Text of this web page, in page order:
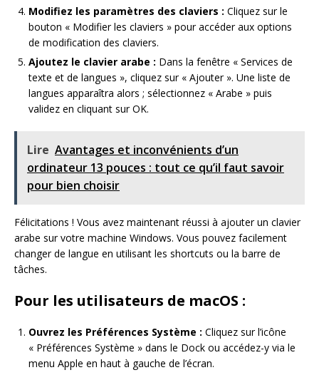
Modifiez les paramètres des claviers : Cliquez sur le
bouton « Modifier les claviers » pour accéder aux options
de modification des claviers.
Ajoutez le clavier arabe : Dans la fenêtre « Services de
texte et de langues », cliquez sur « Ajouter ». Une liste de
langues apparaîtra alors ; sélectionnez « Arabe » puis
validez en cliquant sur OK.
Lire Avantages et inconvénients d’un
ordinateur 13 pouces : tout ce qu’il faut savoir
pour bien choisir
Félicitations ! Vous avez maintenant réussi à ajouter un clavier
arabe sur votre machine Windows. Vous pouvez facilement
changer de langue en utilisant les shortcuts ou la barre de
tâches.
Pour les utilisateurs de macOS :
Ouvrez les Préférences Système : Cliquez sur l’icône
« Préférences Système » dans le Dock ou accédez-y via le
menu Apple en haut à gauche de l’écran.